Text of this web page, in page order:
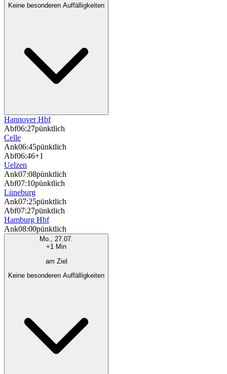
Keine besonderen Auffälligkeiten
Hannover Hbf
Abf06:27pünktlich
Celle
Ank06:45pünktlich
Abf06:46+1
Uelzen
Ank07:08pünktlich
Abf07:10pünktlich
Lüneburg
Ank07:25pünktlich
Abf07:27pünktlich
Hamburg Hbf
Ank08:00pünktlich
Mo., 27.07.
+1 Min
am Ziel
Keine besonderen Auffälligkeiten